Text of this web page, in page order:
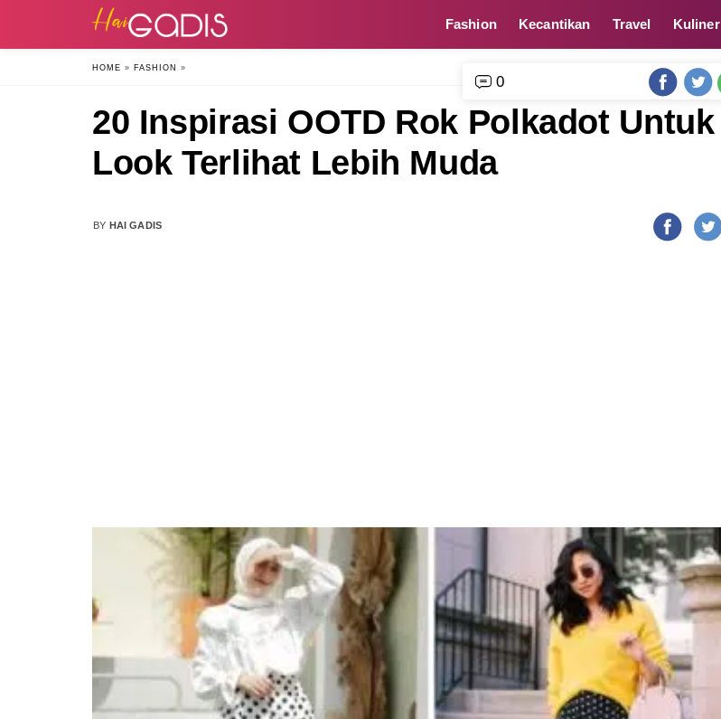
Fashion Kecantikan Travel Kuliner
HOME » FASHION »
20 Inspirasi OOTD Rok Polkadot Untuk
Look Terlihat Lebih Muda
BY HAI GADIS
0